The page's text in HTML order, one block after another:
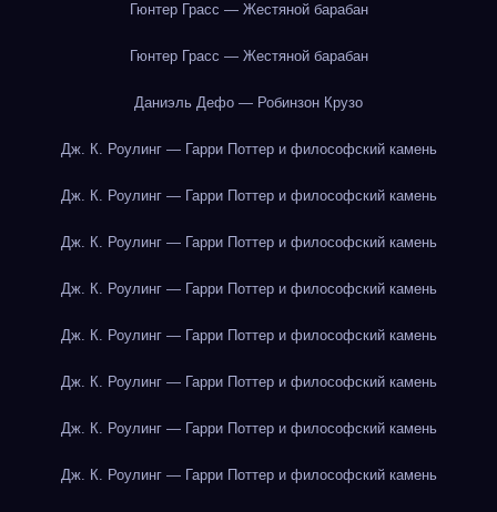
Гюнтер Грасс — Жестяной барабан
Гюнтер Грасс — Жестяной барабан
Даниэль Дефо — Робинзон Крузо
Дж. К. Роулинг — Гарри Поттер и философский камень
Дж. К. Роулинг — Гарри Поттер и философский камень
Дж. К. Роулинг — Гарри Поттер и философский камень
Дж. К. Роулинг — Гарри Поттер и философский камень
Дж. К. Роулинг — Гарри Поттер и философский камень
Дж. К. Роулинг — Гарри Поттер и философский камень
Дж. К. Роулинг — Гарри Поттер и философский камень
Дж. К. Роулинг — Гарри Поттер и философский камень